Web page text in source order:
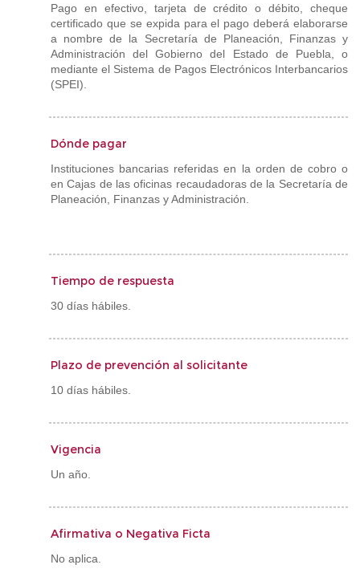
Pago en efectivo, tarjeta de crédito o débito, cheque
certificado que se expida para el pago deberá elaborarse
a nombre de la Secretaría de Planeación, Finanzas y
Administración del Gobierno del Estado de Puebla, o
mediante el Sistema de Pagos Electrónicos Interbancarios
(SPEI).
Dónde pagar
Instituciones bancarias referidas en la orden de cobro o
en Cajas de las oficinas recaudadoras de la Secretaría de
Planeación, Finanzas y Administración.
Tiempo de respuesta
30 días hábiles.
Plazo de prevención al solicitante
10 días hábiles.
Vigencia
Un año.
Afirmativa o Negativa Ficta
No aplica.